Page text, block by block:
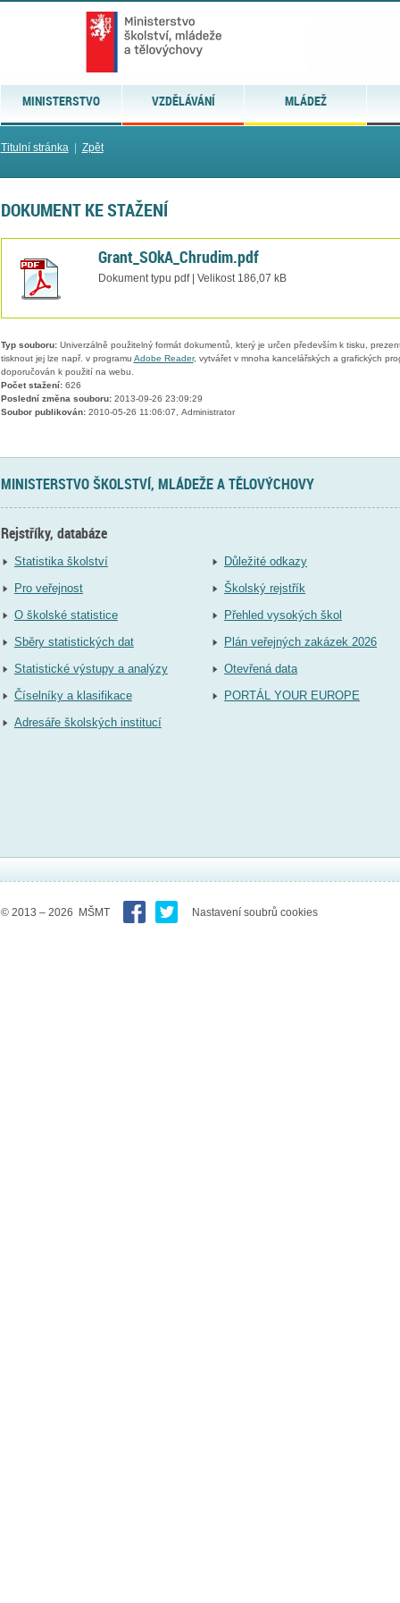
MINISTERSTVO VZDĚLÁVÁNÍ MLÁDEŽ
Titulní stránka| Zpět
DOKUMENT KE STAŽENÍ
Grant_SOkA_Chrudim.pdf
Dokument typu pdf | Velikost 186,07 kB
Typ souboru:Univerzálně použitelný formát dokumentů, který je určen především k tisku,
tisknout jej lze např. v programu Adobe Reader, vytvářet v mnoha kancelářských a grafických
doporučován k použití na webu.
Počet stažení:626
Poslední změna souboru:2013-09-26 23:09:29
Soubor publikován:2010-05-26 11:06:07, Administrator
MINISTERSTVO ŠKOLSTVÍ, MLÁDEŽE A TĚLOVÝCHOVY
Rejstříky, databáze
Statistika školství
Pro veřejnost
O školské statistice
Sběry statistických dat
Statistické výstupy a analýzy
Číselníky a klasifikace
Adresáře školských institucí
Důležité odkazy
Školský rejstřík
Přehled vysokých škol
Plán veřejných zakázek 2026
Otevřená data
PORTÁL YOUR EUROPE
© 2013 – 2026 MŠMT Nastavení soubrů cookies